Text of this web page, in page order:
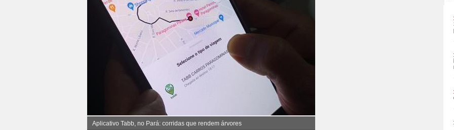
Aplicativo Tabb, no Pará: corridas que rendem árvores